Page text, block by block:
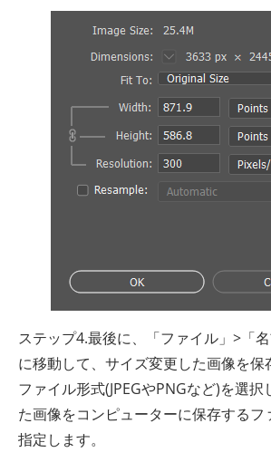
ステップ4.最後に、「ファイル」>「名
に移動して、サイズ変更した画像を保
ファイル形式(JPEGやPNGなど)を選
た画像をコンピューターに保存するフ
指定します。